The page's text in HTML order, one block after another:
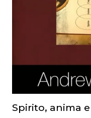
Spirito, anima